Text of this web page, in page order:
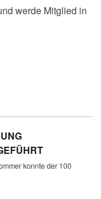
werde Mitglied in
konnte der 100